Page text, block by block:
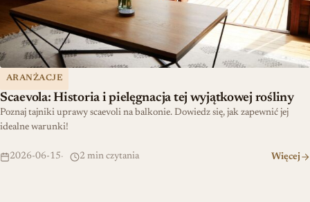
ARANŻACJE
Scaevola: Historia i pielęgnacja tej wyjątkowej rośliny
Poznaj tajniki uprawy scaevoli na balkonie. Dowiedz się, jak zapewnić jej
idealne warunki!
2026-06-15 2 min czytania Więcej